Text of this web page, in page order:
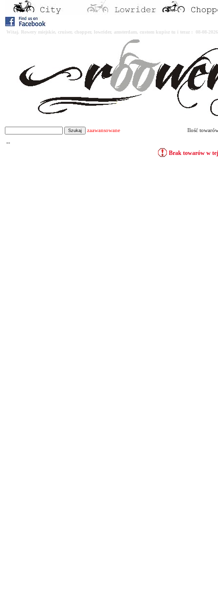
Witaj. Rowery miejskie, cruiser, chopper, lowrider, amsterdam, custom kupisz tu i teraz : 08-08-
zaawansowane Ilość
--
Brak towarów w